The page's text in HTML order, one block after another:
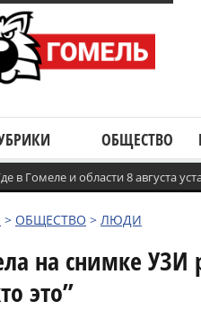
ОБЩЕСТВО
в Гомеле и области 8 августа
> ОБЩЕСТВО > ЛЮДИ
на снимке
это”